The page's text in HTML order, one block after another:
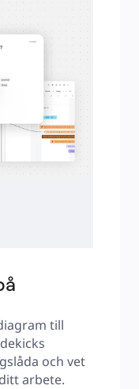
till
och vet
arbete.